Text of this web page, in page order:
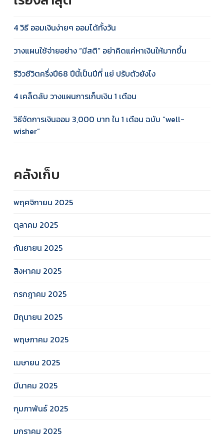
4 วิธี ออมเงินง่ายๆ ออมได้ทั้งวัน
วางแผนใช้จ่ายอย่าง “มีสติ” อย่าคิดแค่หาเงินให้มากขึ้น
รีวิวชีวิตครึ่งปี68 ปีนี้เป็นปีที่ แย่ ปรับตัวยังไง
4 เคล็ดลับ วางแผนการเก็บเงิน 1 เดือน
วิธีจัดการเงินออม 3,000 บาท ใน 1 เดือน ฉบับ “well-
wisher”
คลังเก็บ
พฤศจิกายน 2025
ตุลาคม 2025
กันยายน 2025
สิงหาคม 2025
กรกฎาคม 2025
มิถุนายน 2025
พฤษภาคม 2025
เมษายน 2025
มีนาคม 2025
กุมภาพันธ์ 2025
มกราคม 2025